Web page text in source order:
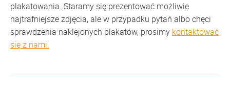
plakatowania. Staramy się prezentować możliwie
najtrafniejsze zdjęcia, ale w przypadku pytań albo chęci
sprawdzenia naklejonych plakatów, prosimy kontaktować
się z nami.